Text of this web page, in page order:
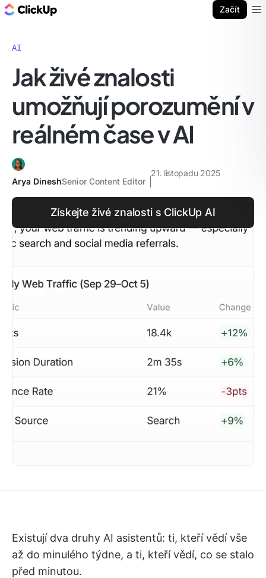
Začít
AI
Jak živé znalosti
umožňují porozumění v
reálném čase v AI
Arya DineshSenior Content Editor
21. listopadu 2025
Získejte živé znalosti s ClickUp AI
Existují dva druhy AI asistentů: ti, kteří vědí vše
až do minulého týdne, a ti, kteří vědí, co se stalo
před minutou.